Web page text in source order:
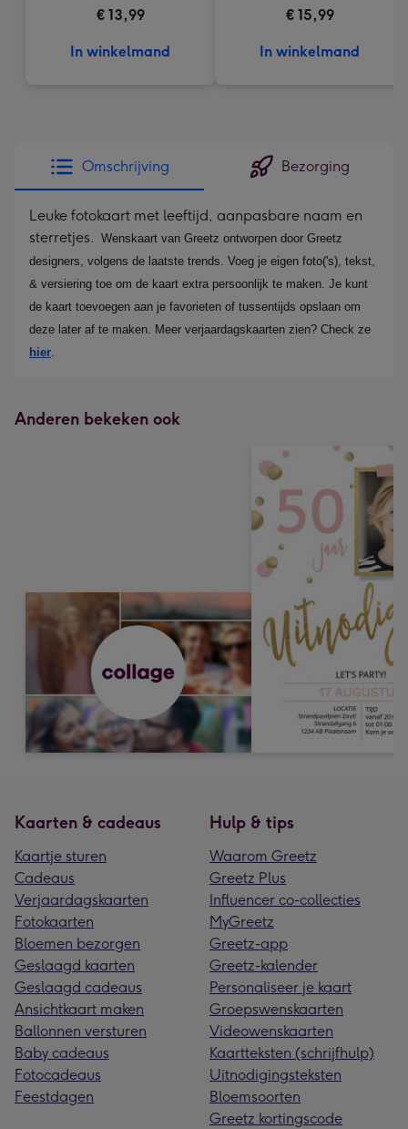
€ 13,99
In winkelmand
€ 15,99
In winkelmand
Omschrijving Bezorging
Leuke fotokaart met leeftijd, aanpasbare naam en
sterretjes. Wenskaart van Greetz ontworpen door Greetz
designers, volgens de laatste trends. Voeg je eigen foto('s), tekst,
& versiering toe om de kaart extra persoonlijk te maken. Je kunt
de kaart toevoegen aan je favorieten of tussentijds opslaan om
hier.
Anderen bekeken ook
Kaarten & cadeaus
Kaartje sturen
Cadeaus
Verjaardagskaarten
Fotokaarten
Bloemen bezorgen
Geslaagd kaarten
Geslaagd cadeaus
Ansichtkaart maken
Ballonnen versturen
Baby cadeaus
Fotocadeaus
Feestdagen
Hulp & tips
Waarom Greetz
Greetz Plus
Influencer co-collecties
MyGreetz
Greetz-app
Greetz-kalender
Personaliseer je kaart
Groepswenskaarten
Videowenskaarten
Kaartteksten (schrijfhulp)
Uitnodigingsteksten
Bloemsoorten
Greetz kortingscode